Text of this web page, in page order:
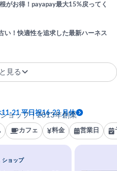
がお得！payapay最大15%戻ってく
い！快適性を追求した最新ハーネス
見る
ョップ｜2013年創業
21 平日祝16-23 月休
カフェ 料金 営業日
ショップ